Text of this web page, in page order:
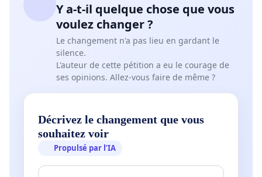
Y a-t-il quelque chose que vous
voulez changer ?
Le changement n'a pas lieu en gardant le
silence.
L'auteur de cette pétition a eu le courage de
ses opinions. Allez-vous faire de même ?
Décrivez le changement que vous
souhaitez voir
Propulsé par l’IA